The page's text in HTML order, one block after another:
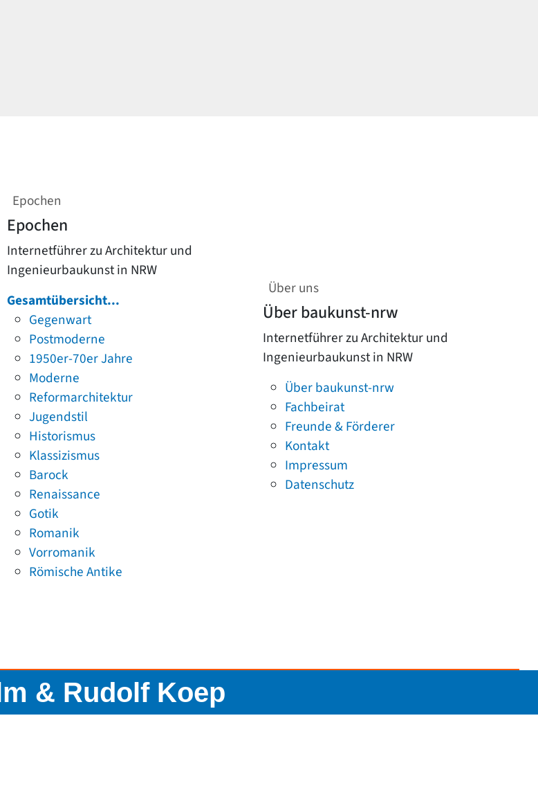
Epochen
Epochen
Internetführer zu Architektur und
Ingenieurbaukunst in NRW
Gesamtübersicht...
Gegenwart
Postmoderne
1950er-70er Jahre
Moderne
Reformarchitektur
Jugendstil
Historismus
Klassizismus
Barock
Renaissance
Gotik
Romanik
Vorromanik
Römische Antike
Über uns
Über baukunst-nrw
Internetführer zu Architektur und
Ingenieurbaukunst in NRW
Über baukunst-nrw
Fachbeirat
Freunde & Förderer
Kontakt
Impressum
Datenschutz
& Rudolf Koep